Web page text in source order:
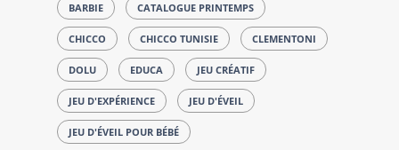
BARBIE CATALOGUE PRINTEMPS
CHICCO CHICCO TUNISIE CLEMENTONI
DOLU EDUCA JEU CRÉATIF
JEU D'EXPÉRIENCE JEU D'ÉVEIL
JEU D'ÉVEIL POUR BÉBÉ